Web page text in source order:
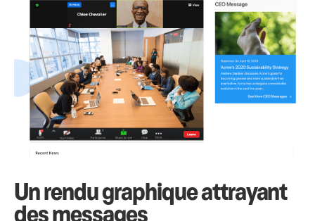
Un rendu graphique attrayant
des messages